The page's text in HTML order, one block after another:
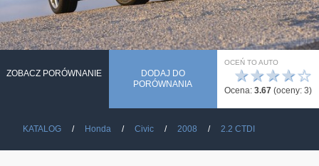
ZOBACZ PORÓWNANIE
DODAJ DO
PORÓWNANIA
OCEŃ TO AUTO
☆
★
★
★
★
Ocena: 3.67 (oceny: 3)
KATALOG Honda Civic 2008 2.2 CTDI